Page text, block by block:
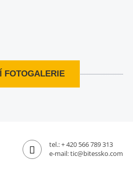
FOTOGALERIE
tel.:+ 420 566 789 313
e-mail:tic@bitessko.com